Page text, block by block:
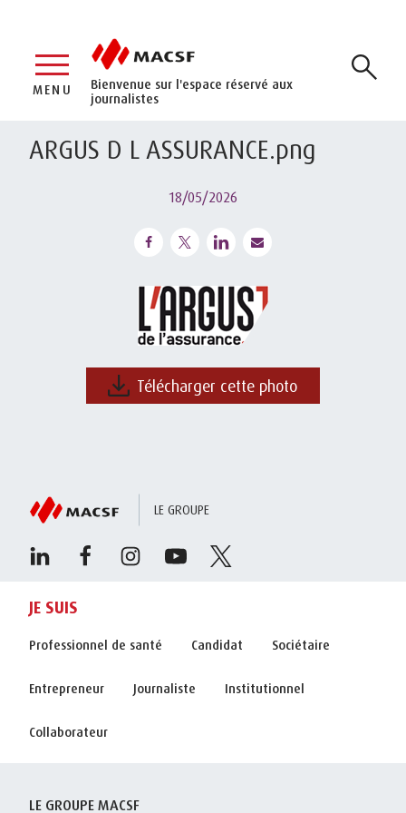
Bienvenue sur l'espace réservé aux
journalistes
MENU
ARGUS D L ASSURANCE.png
18/05/2026
Télécharger cette photo
LE GROUPE
JE SUIS
Professionnel de santé Candidat Sociétaire
Entrepreneur Journaliste Institutionnel
Collaborateur
LE GROUPE MACSF